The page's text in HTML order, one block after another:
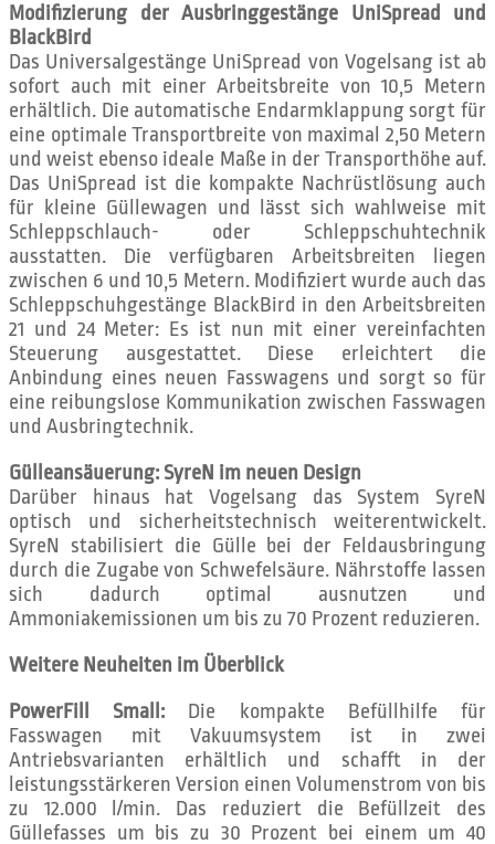
Modifizierung der Ausbringgestänge UniSpread und
BlackBird
Das Universalgestänge UniSpread von Vogelsang ist ab
sofort auch mit einer Arbeitsbreite von 10,5 Metern
erhältlich. Die automatische Endarmklappung sorgt für
eine optimale Transportbreite von maximal 2,50 Metern
und weist ebenso ideale Maße in der Transporthöhe auf.
Das UniSpread ist die kompakte Nachrüstlösung auch
für kleine Güllewagen und lässt sich wahlweise mit
Schleppschlauch- oder Schleppschuhtechnik
ausstatten. Die verfügbaren Arbeitsbreiten liegen
zwischen 6 und 10,5 Metern. Modifiziert wurde auch das
Schleppschuhgestänge BlackBird in den Arbeitsbreiten
21 und 24 Meter: Es ist nun mit einer vereinfachten
Steuerung ausgestattet. Diese erleichtert die
Anbindung eines neuen Fasswagens und sorgt so für
eine reibungslose Kommunikation zwischen Fasswagen
und Ausbringtechnik.
Gülleansäuerung: SyreN im neuen Design
Darüber hinaus hat Vogelsang das System SyreN
optisch und sicherheitstechnisch weiterentwickelt.
SyreN stabilisiert die Gülle bei der Feldausbringung
durch die Zugabe von Schwefelsäure. Nährstoffe lassen
sich dadurch optimal ausnutzen und
Ammoniakemissionen um bis zu 70 Prozent reduzieren.
Weitere Neuheiten im Überblick
PowerFill Small:Die kompakte Befüllhilfe für
Fasswagen mit Vakuumsystem ist in zwei
Antriebsvarianten erhältlich und schafft in der
leistungsstärkeren Version einen Volumenstrom von bis
zu 12.000 l/min. Das reduziert die Befüllzeit des
Güllefasses um bis zu 30 Prozent bei einem um 40